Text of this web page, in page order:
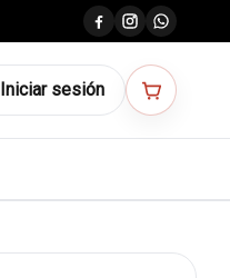
Iniciar sesión